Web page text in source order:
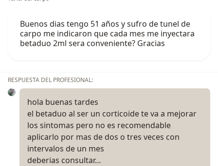
Buenos dias tengo 51 años y sufro de tunel de
carpo me indicaron que cada mes me inyectara
betaduo 2ml sera conveniente? Gracias
RESPUESTA DEL PROFESIONAL:
hola buenas tardes
el betaduo al ser un corticoide te va a mejorar
los sintomas pero no es recomendable
aplicarlo por mas de dos o tres veces con
intervalos de un mes
deberias consultar…